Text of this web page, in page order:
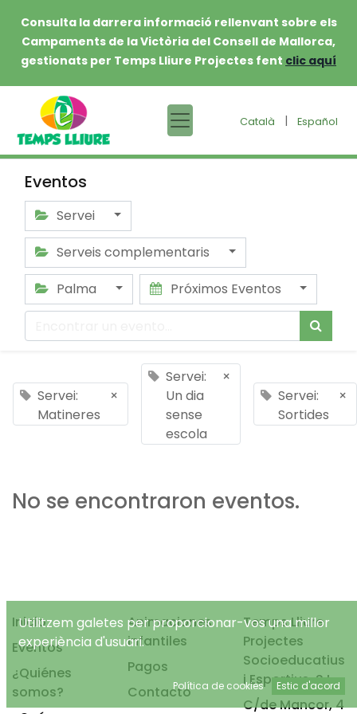
Consulta la darrera informació rellenvant sobre els
Campaments de la Victòria del Consell de Mallorca,
gestionats per Temps Lliure Projectes fent clic aquí
Català | Español
Eventos
Servei
Serveis complementaris
Palma
Próximos Eventos
Servei:
Matineres
×
Servei:
Un dia
sense
escola
×
Servei:
Sortides
×
No se encontraron eventos.
Inicio
Eventos
¿Quiénes
somos?
Animaciones
infantiles
Pagos
Contacto
Temps Lliure
Projectes
Socioeducatius
i Esportius, S.L.
C/de Mancor, 4
Utilitzem galetes per proporcionar-vos una millor
experiència d'usuari.
Política de cookies Estic d'acord